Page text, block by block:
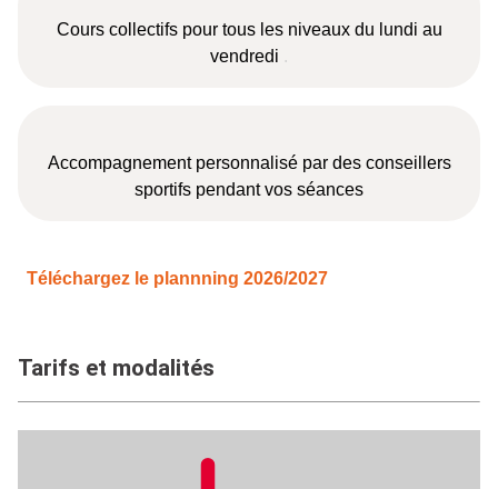
Cours collectifs pour tous les niveaux du lundi au
vendredi .
Accompagnement personnalisé par des conseillers
sportifs pendant vos séances
Téléchargez le plannning 2026/2027
Tarifs et modalités